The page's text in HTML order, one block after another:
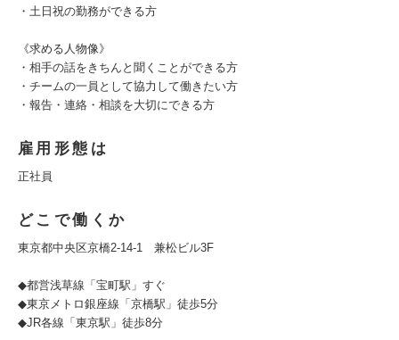
・土日祝の勤務ができる方
《求める人物像》
・相手の話をきちんと聞くことができる方
・チームの一員として協力して働きたい方
・報告・連絡・相談を大切にできる方
雇用形態は
正社員
どこで働くか
東京都中央区京橋2-14-1 兼松ビル3F
◆都営浅草線「宝町駅」すぐ
◆東京メトロ銀座線「京橋駅」徒歩5分
◆JR各線「東京駅」徒歩8分